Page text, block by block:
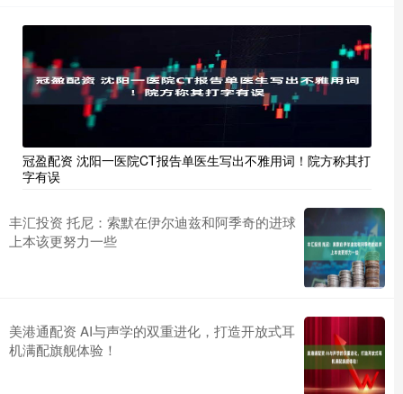
冠盈配资 沈阳一医院CT报告单医生写出不雅用词！院方称其打
字有误
丰汇投资 托尼：索默在伊尔迪兹和阿季奇的进球
上本该更努力一些
美港通配资 AI与声学的双重进化，打造开放式耳
机满配旗舰体验！